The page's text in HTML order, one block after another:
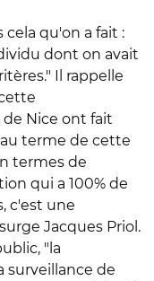
cela qu'on a fait :
dont on avait
Il rappelle
Nice ont fait
terme de cette
termes de
qui a 100% de
c'est une
Jacques Priol.
"la
surveillance de